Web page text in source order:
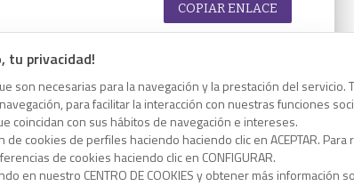
tu privacidad!
son necesarias para la navegación y la prestación del servicio.
para facilitar la interacción con nuestras funciones
coincidan con sus hábitos de navegación e intereses.
cookies de perfiles haciendo haciendo clic en ACEPTAR. Para
de cookies haciendo clic en CONFIGURAR.
en nuestro CENTRO DE COOKIES y obtener más información
COPIAR ENLACE
haga clic en el botón.